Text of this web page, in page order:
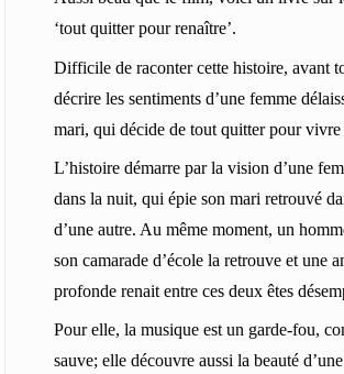
‘tout quitter pour renaître’.
Difficile de raconter cette histoire, avant
décrire les sentiments d’une femme
mari, qui décide de tout quitter pour vivre
L’histoire démarre par la vision d’une
dans la nuit, qui épie son mari retrouvé
d’une autre. Au même moment, un
son camarade d’école la retrouve et une
profonde renait entre ces deux êtes
Pour elle, la musique est un garde-fou,
sauve; elle découvre aussi la beauté